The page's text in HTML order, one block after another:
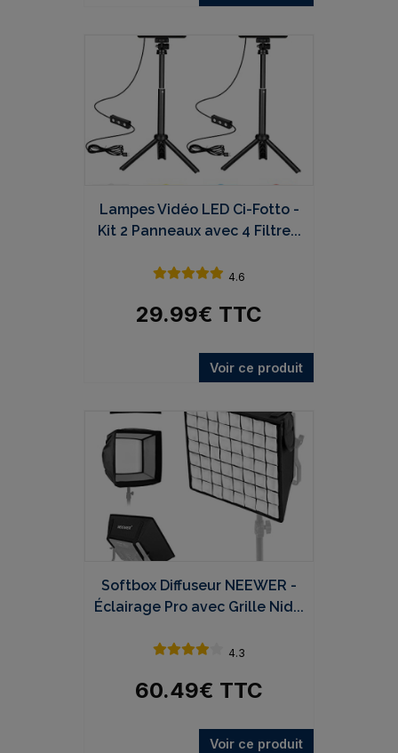
Lampes Vidéo LED Ci-Fotto -
Kit 2 Panneaux avec 4 Filtre...
4.6
29.99€ TTC
Voir ce produit
Softbox Diffuseur NEEWER -
Éclairage Pro avec Grille Nid...
4.3
60.49€ TTC
Voir ce produit